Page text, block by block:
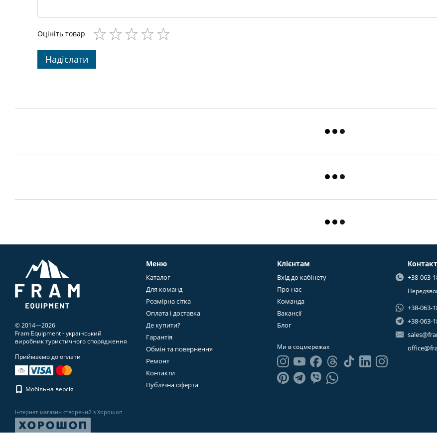
Оцініть товар
Надіслати
© 2014—2026
Fram Equipment - український
виробник туристичного спорядження
Приймаємо до оплати
Мобільна версія
Інтернет-магазин створений з Хорошоп
Меню
Каталог
Для команд
Розмірна сітка
Оплата і доставка
Де купити?
Гарантія
Обмін та повернення
Ремонт
Контакти
Публічна оферта
Клієнтам
Вхід до кабінету
Про нас
Команда
Вакансії
Блог
Ми в соцмережах
+38-063-
+38-063-
+38-063-